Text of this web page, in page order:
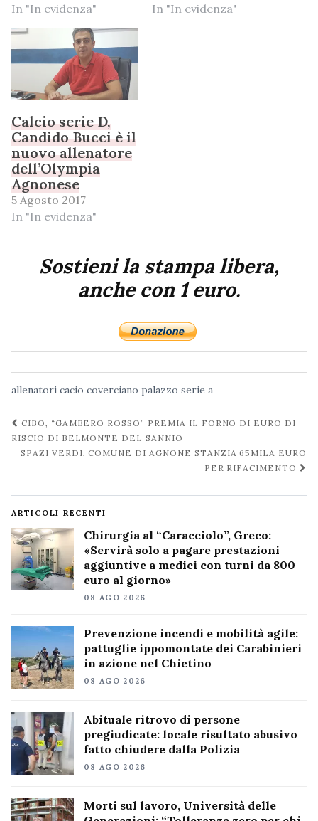
In "In evidenza"
In "In evidenza"
Calcio serie D,
Candido Bucci è il
nuovo allenatore
dell’Olympia
Agnonese
5 Agosto 2017
In "In evidenza"
Sostieni la stampa libera,
anche con 1 euro.
allenatori cacio coverciano palazzo serie a
Navigazione
post
CIBO, “GAMBERO ROSSO” PREMIA IL FORNO DI EURO DI
RISCIO DI BELMONTE DEL SANNIO
SPAZI VERDI, COMUNE DI AGNONE STANZIA 65MILA EURO
PER RIFACIMENTO
ARTICOLI RECENTI
Chirurgia al “Caracciolo”, Greco:
«Servirà solo a pagare prestazioni
aggiuntive a medici con turni da 800
euro al giorno»
08 AGO 2026
Prevenzione incendi e mobilità agile:
pattuglie ippomontate dei Carabinieri
in azione nel Chietino
08 AGO 2026
Abituale ritrovo di persone
pregiudicate: locale risultato abusivo
fatto chiudere dalla Polizia
08 AGO 2026
Morti sul lavoro, Università delle